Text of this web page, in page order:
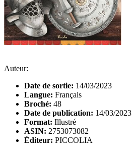
Auteur:
Date de sortie: 14/03/2023
Langue: Français
Broché: 48
Date de publication: 14/03/2023
Format: Illustré
ASIN: 2753073082
Éditeur: PICCOLIA